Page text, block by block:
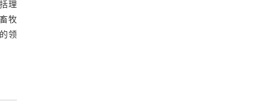
理
牧
领